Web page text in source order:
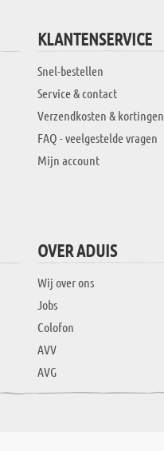
KLANTENSERVICE
Snel-bestellen
Service & contact
Verzendkosten & kortingen
FAQ - veelgestelde vragen
Mijn account
OVER ADUIS
Wij over ons
Jobs
Colofon
AVV
AVG